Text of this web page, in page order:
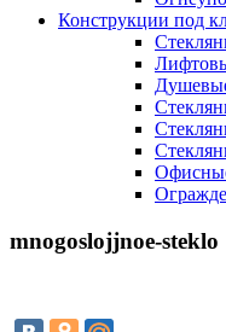
Конструкции под
mnogoslojjnoe-steklo